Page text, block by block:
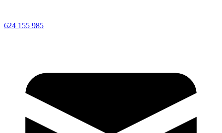
624 155 985